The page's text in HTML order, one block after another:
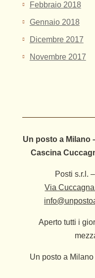
Febbraio 2018
Gennaio 2018
Dicembre 2017
Novembre 2017
Un posto a Milano
Cascina
Posti s.r.l.
Via
Aperto tutti i
Un posto a Milano